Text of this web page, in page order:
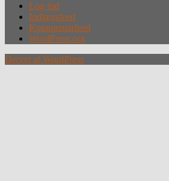
Log ind
Indlægsfeed
Kommentarfeed
WordPress.org
Drevet af WordPress